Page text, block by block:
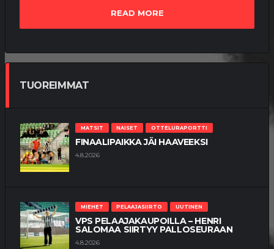
READ MORE
TUOREIMMAT
MATSIT NAISET OTTELURAPORTTI
FINAALIPAIKKA JÄI HAAVEEKSI
4.8.2026
MIEHET PELAAJASIIRTO UUTINEN
VPS PELAAJAKAUPOILLA – HENRI
SALOMAA SIIRTYY PALLOSEURAAN
4.8.2026